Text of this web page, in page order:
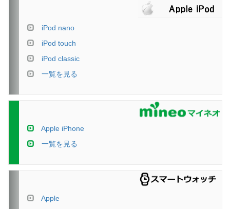
iPod nano
iPod touch
iPod classic
一覧を見る
Apple iPhone
一覧を見る
Apple